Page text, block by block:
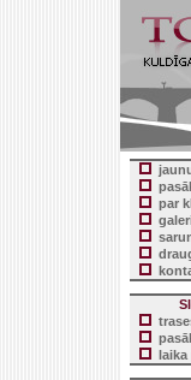
par
laika